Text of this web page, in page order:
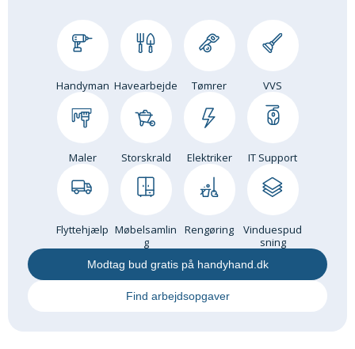
Om Værktøj
Udskiftning Og Montage
Om Materialer
Tips Og Tricks
GARTNER
Beplantning
Handyman Havearbejde Tømrer VVS
Maler Storskrald Elektriker IT Support
Flyttehjælp Møbelsamlin
g
Rengøring
Vinduespud
sning
Modtag bud gratis på handyhand.dk
Find arbejdsopgaver